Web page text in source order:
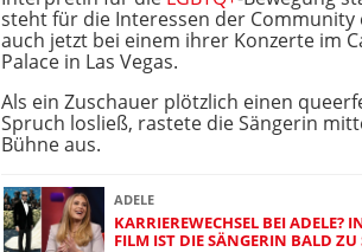
steht für die Interessen der Community
auch jetzt bei einem ihrer Konzerte im
Palace in Las Vegas.
Als ein Zuschauer plötzlich einen
Spruch losließ, rastete die Sängerin
Bühne aus.
ADELE
KARRIEREWECHSEL BEI ADELE?
FILM IST DIE SÄNGERIN BALD ZU